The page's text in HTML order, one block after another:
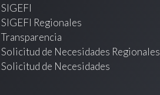
SIGEFI
SIGEFI Regionales
Transparencia
Solicitud de Necesidades Regionales
Solicitud de Necesidades